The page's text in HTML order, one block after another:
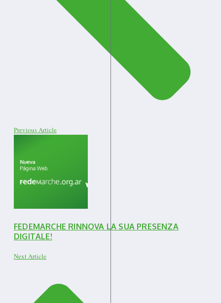
Previous Article
FEDEMARCHE RINNOVA LA SUA PRESENZA
DIGITALE!
Next Article